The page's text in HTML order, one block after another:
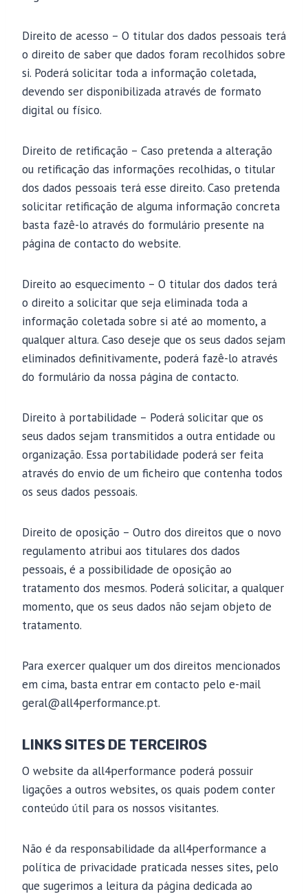
Direito de acesso – O titular dos dados pessoais terá
o direito de saber que dados foram recolhidos sobre
si. Poderá solicitar toda a informação coletada,
devendo ser disponibilizada através de formato
digital ou físico.
Direito de retificação – Caso pretenda a alteração
ou retificação das informações recolhidas, o titular
dos dados pessoais terá esse direito. Caso pretenda
solicitar retificação de alguma informação concreta
basta fazê-lo através do formulário presente na
página de contacto do website.
Direito ao esquecimento – O titular dos dados terá
o direito a solicitar que seja eliminada toda a
informação coletada sobre si até ao momento, a
qualquer altura. Caso deseje que os seus dados sejam
eliminados definitivamente, poderá fazê-lo através
do formulário da nossa página de contacto.
Direito à portabilidade – Poderá solicitar que os
seus dados sejam transmitidos a outra entidade ou
organização. Essa portabilidade poderá ser feita
através do envio de um ficheiro que contenha todos
os seus dados pessoais.
Direito de oposição – Outro dos direitos que o novo
regulamento atribui aos titulares dos dados
pessoais, é a possibilidade de oposição ao
tratamento dos mesmos. Poderá solicitar, a qualquer
momento, que os seus dados não sejam objeto de
tratamento.
Para exercer qualquer um dos direitos mencionados
em cima, basta entrar em contacto pelo e-mail
geral@all4performance.pt.
LINKS SITES DE TERCEIROS
O website da all4performance poderá possuir
ligações a outros websites, os quais podem conter
conteúdo útil para os nossos visitantes.
Não é da responsabilidade da all4performance a
política de privacidade praticada nesses sites, pelo
que sugerimos a leitura da página dedicada ao